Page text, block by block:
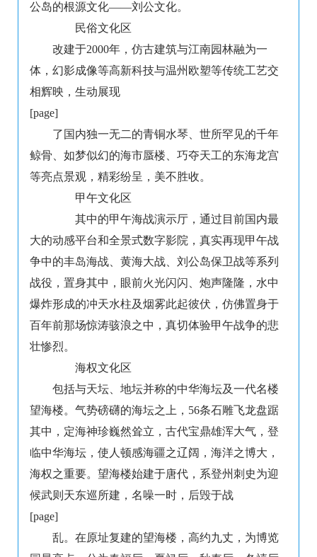
公岛的根源文化――刘公文化。
民俗文化区
改建于2000年，仿古建筑与江南园林融为一
体，幻影成像等高新科技与温州欧塑等传统工艺交
相辉映，生动展现
[page]
了国内独一无二的青铜水琴、世所罕见的千年
鲸骨、如梦似幻的海市蜃楼、巧夺天工的东海龙宫
等亮点景观，精彩纷呈，美不胜收。
甲午文化区
其中的甲午海战演示厅，通过目前国内最
大的动感平台和全景式数字影院，真实再现甲午战
争中的丰岛海战、黄海大战、刘公岛保卫战等系列
战役，置身其中，眼前火光闪闪、炮声隆隆，水中
爆炸形成的冲天水柱及烟雾此起彼伏，仿佛置身于
百年前那场惊涛骇浪之中，真切体验甲午战争的悲
壮惨烈。
海权文化区
包括与天坛、地坛并称的中华海坛及一代名楼
望海楼。气势磅礴的海坛之上，56条石雕飞龙盘踞
其中，定海神珍巍然耸立，古代宝鼎雄浑大气，登
临中华海坛，使人顿感海疆之辽阔，海洋之博大，
海权之重要。望海楼始建于唐代，系登州刺史为迎
候武则天东巡所建，名噪一时，后毁于战
[page]
乱。在原址复建的望海楼，高约九丈，为博览